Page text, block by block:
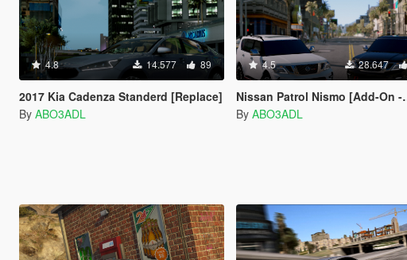
4.8 14.577 89
2017 Kia Cadenza Standerd [Replace]
By ABO3ADL
4.5 28.647
Nissan Patrol Nismo [Add-On - Replace]
By ABO3ADL